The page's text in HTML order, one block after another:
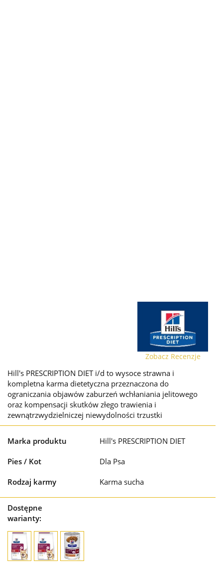
Zobacz Recenzje
Hill's PRESCRIPTION DIET i/d to wysoce strawna i
kompletna karma dietetyczna przeznaczona do
ograniczania objawów zaburzeń wchłaniania jelitowego
oraz kompensacji skutków złego trawienia i
zewnątrzwydzielniczej niewydolności trzustki
Marka produktu Hill's PRESCRIPTION DIET
Pies / Kot Dla Psa
Rodzaj karmy Karma sucha
Dostępne
warianty: